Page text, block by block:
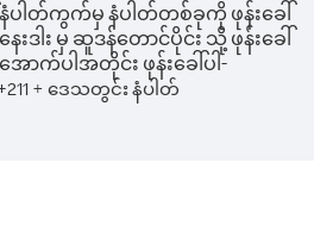
နံပါတ်ကွက်မှ နံပါတ်တစ်ခုကို ဖုန်းခေါ်
ေးဒါး မှ ဆူဒန်တောင်ပိုင်း သို့ ဖုန်းခေါ်
ောက်ပါအတိုင်း ဖုန်းခေါ်ပါ-
211 + ဒေသတွင်း နံပါတ်